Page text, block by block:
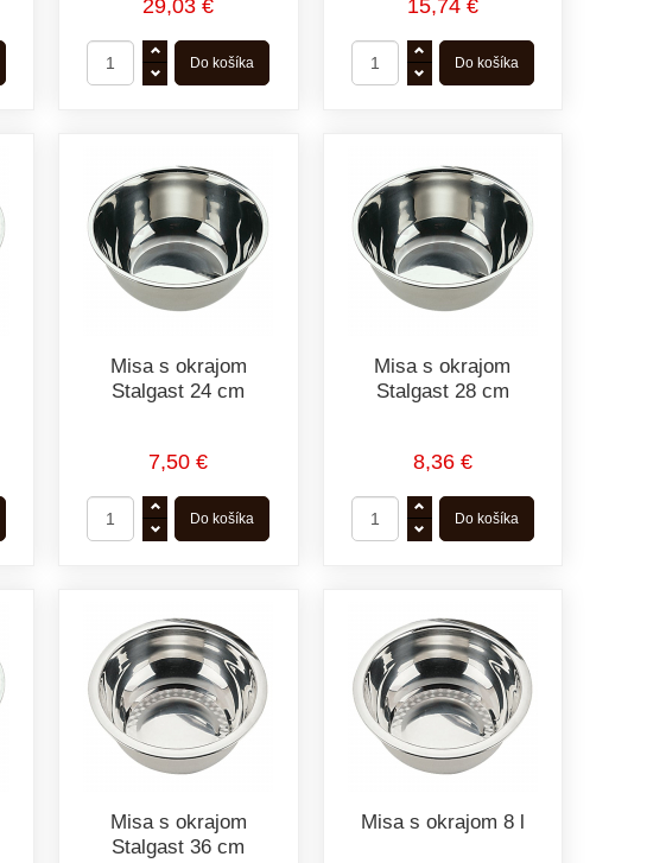
29,03 € 15,74 €
Misa s okrajom
Stalgast 24 cm
7,50 €
Misa s okrajom
Stalgast 28 cm
8,36 €
Misa s okrajom
Stalgast 36 cm
Misa s okrajom 8 l